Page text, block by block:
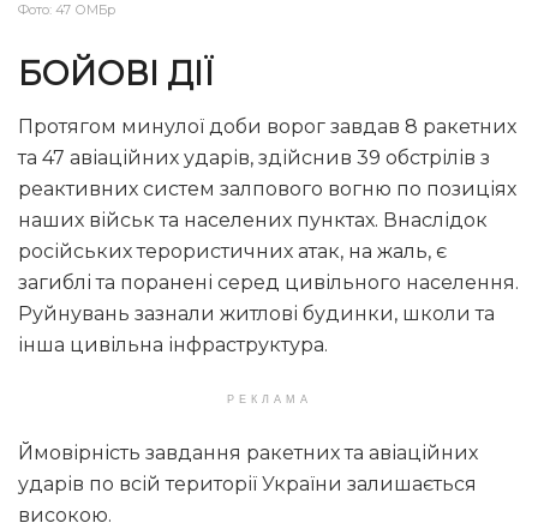
Фото: 47 ОМБр
БОЙОВІ ДІЇ
Протягом минулої доби ворог завдав 8 ракетних
та 47 авіаційних ударів, здійснив 39 обстрілів з
реактивних систем залпового вогню по позиціях
наших військ та населених пунктах. Внаслідок
російських терористичних атак, на жаль, є
загиблі та поранені серед цивільного населення.
Руйнувань зазнали житлові будинки, школи та
інша цивільна інфраструктура.
РЕКЛАМА
Ймовірність завдання ракетних та авіаційних
ударів по всій території України залишається
високою.